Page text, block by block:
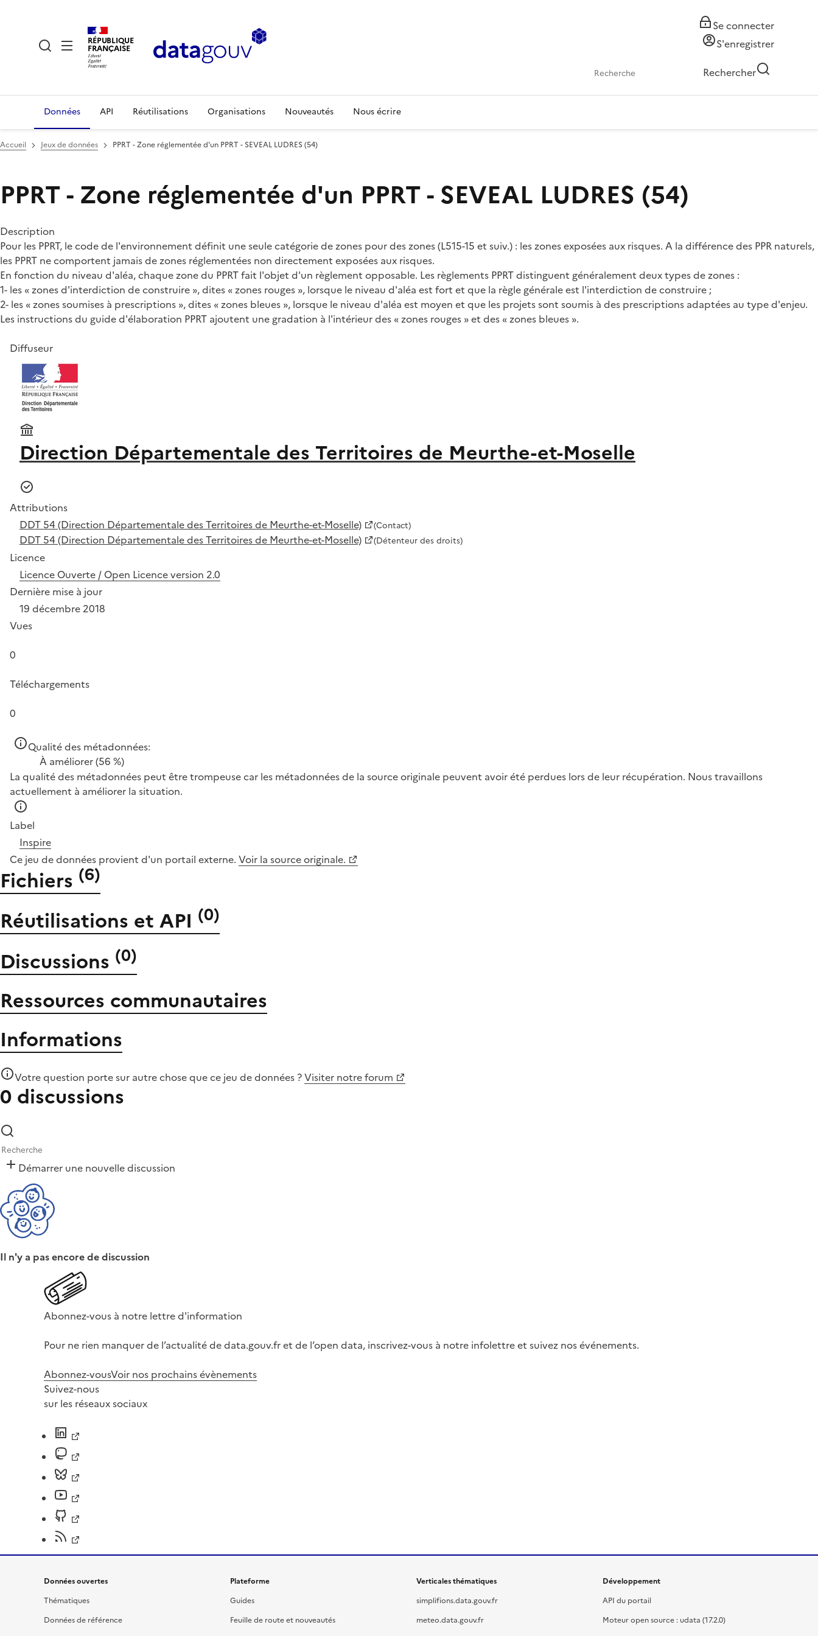
RÉPUBLIQUE
FRANÇAISE
Se connecter
S'enregistrer
Rechercher
Données API Réutilisations Organisations Nouveautés Nous écrire
Accueil Jeux de données PPRT - Zone réglementée d'un PPRT - SEVEAL LUDRES (54)
PPRT - Zone réglementée d'un PPRT - SEVEAL LUDRES (54)
Description
Pour les PPRT, le code de l'environnement définit une seule catégorie de zones pour des zones (L515-15 et suiv.) : les zones exposées aux risques. A la différence des PPR naturels,
les PPRT ne comportent jamais de zones réglementées non directement exposées aux risques.
En fonction du niveau d'aléa, chaque zone du PPRT fait l'objet d'un règlement opposable. Les règlements PPRT distinguent généralement deux types de zones :
1- les « zones d'interdiction de construire », dites « zones rouges », lorsque le niveau d'aléa est fort et que la règle générale est l'interdiction de construire ;
2- les « zones soumises à prescriptions », dites « zones bleues », lorsque le niveau d'aléa est moyen et que les projets sont soumis à des prescriptions adaptées au type d'enjeu.
Les instructions du guide d'élaboration PPRT ajoutent une gradation à l'intérieur des « zones rouges » et des « zones bleues ».
Diffuseur
Direction Départementale des Territoires de Meurthe-et-Moselle
Attributions
DDT 54 (Direction Départementale des Territoires de Meurthe-et-Moselle)
(Contact)
DDT 54 (Direction Départementale des Territoires de Meurthe-et-Moselle) (Détenteur des droits)
Licence
Licence Ouverte / Open Licence version 2.0
Dernière mise à jour
19 décembre 2018
Vues
0
Téléchargements
0
Qualité des métadonnées:
À améliorer(56 %)
La qualité des métadonnées peut être trompeuse car les métadonnées de la source originale peuvent avoir été perdues lors de leur récupération. Nous travaillons
actuellement à améliorer la situation.
Label
Inspire
Ce jeu de données provient d'un portail externe. Voir la source originale.
Fichiers (6)
Réutilisations et API (0)
Discussions (0)
Ressources communautaires
Informations
Votre question porte sur autre chose quece jeu de données ?Visiter notre forum
0 discussions
Démarrer une nouvelle discussion
Il n'y a pas encore de discussion
Abonnez-vous à notre lettre d'information
Pour ne rien manquer de l’actualité de data.gouv.fr et de l’open data, inscrivez-vous à notre infolettre et suivez nos événements.
Abonnez-vousVoir nos prochains évènements
Suivez-nous
sur les réseaux sociaux
Données ouvertes
Thématiques
Données de référence
Plateforme
Guides
Feuille de route et nouveautés
Verticales thématiques
simplifions.data.gouv.fr
meteo.data.gouv.fr
Développement
API du portail
Moteur open source : udata (17.2.0)